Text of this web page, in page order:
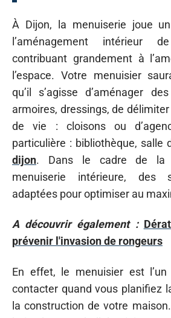
À Dijon, la menuiserie joue
l’aménagement intérieur
contribuant grandement à
l’espace. Votre menuisier
qu’il s’agisse d’aménager
armoires, dressings, de
de vie : cloisons ou
particulière : bibliothèque, salle
dijon. Dans le cadre de la
menuiserie intérieure, des
adaptées pour optimiser au
A découvrir également :
prévenir l'invasion de rongeurs
En effet, le menuisier est
contacter quand vous planifiez
la construction de votre